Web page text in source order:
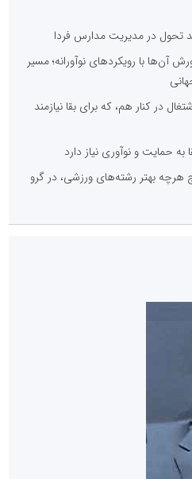
تحول در مدیریت مدارس فردا
آن‌ها با رویکردهای نوآورانه؛ مسیر
در کنار هم، که برای بقا نیازمند
به حمایت و نوآوری نیاز دارد
بهتر رشته‌های ورزشی، در گرو